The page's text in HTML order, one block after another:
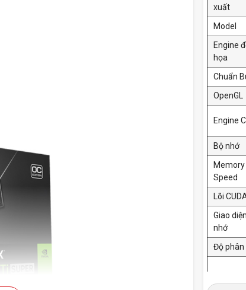
xuất
Model
Engine
họa
Chuẩn
OpenGL
Engine
Bộ nhớ
Memory
Speed
Lõi
Giao
nhớ
Độ phân
Kết nối